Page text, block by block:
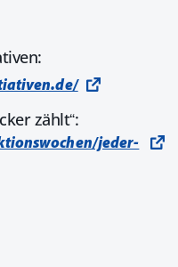
zählt“:
jeder-